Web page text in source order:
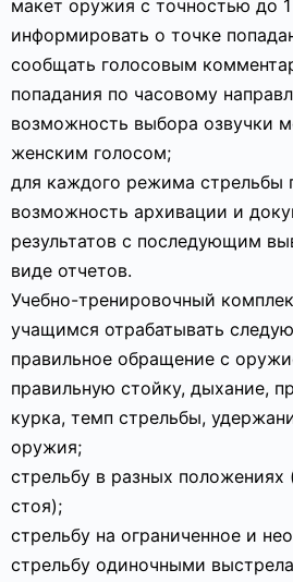
макет оружия с точностью до
информировать о точке
сообщать голосовым
попадания по часовому
возможность выбора озвучки
женским голосом;
для каждого режима стрельбы
возможность архивации и
результатов с последующим
виде отчетов.
Учебно-тренировочный
учащимся отрабатывать
правильное обращение с
правильную стойку, дыхание,
курка, темп стрельбы,
оружия;
стрельбу в разных положениях
стоя);
стрельбу на ограниченное и
стрельбу одиночными